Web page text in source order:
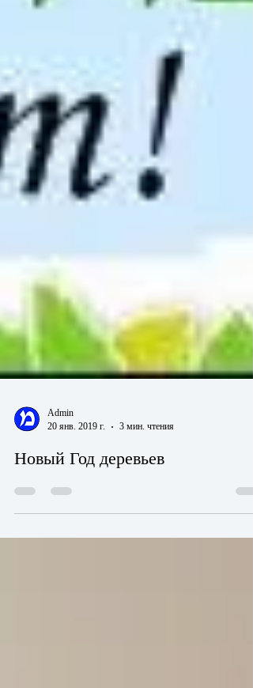
20 янв. 2019 г.
3 мин. чтения
Новый Год деревьев